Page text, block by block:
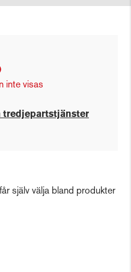
inte visas
själv välja bland produkter